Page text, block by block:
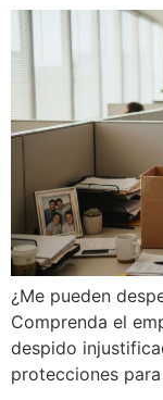
¿Me pueden
Comprenda el
despido
protecciones